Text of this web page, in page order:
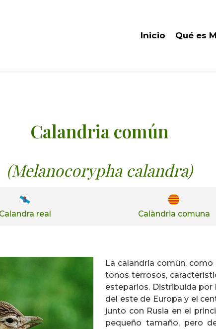
Inicio Qué es
Calandria común
(Melanocorypha calandra)
Calandra real Calàndria comuna
La calandria común,
tonos terrosos,
esteparios. Distribuida por
del este de Europa y el
junto con Rusia en el
pequeño tamaño, pero